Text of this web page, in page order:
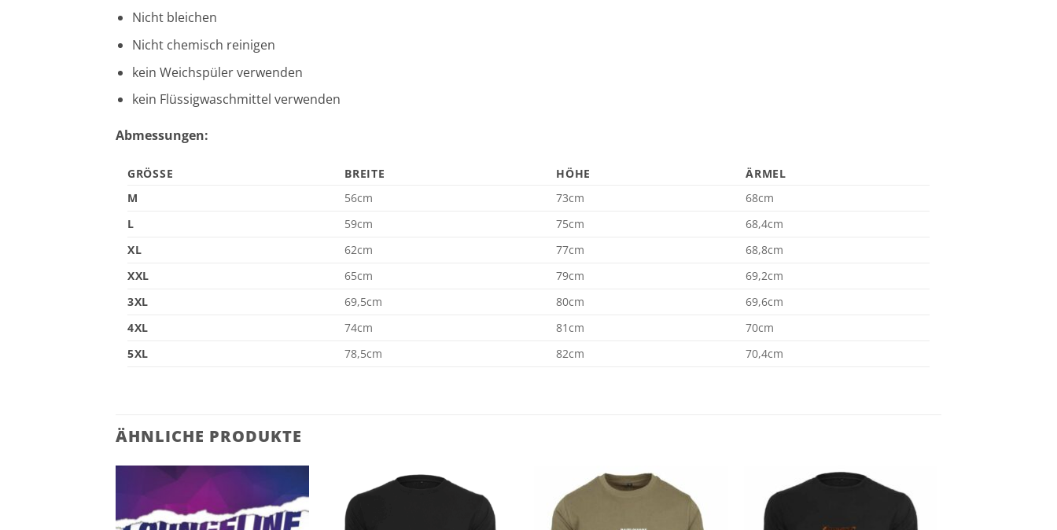
Nicht bleichen
Nicht chemisch reinigen
kein Weichspüler verwenden
kein Flüssigwaschmittel verwenden
Abmessungen:
GRÖSSE BREITE HÖHE
ÄRMEL
M
56cm 73cm
68cm
L
59cm 75cm
68,4cm
XL
62cm 77cm
68,8cm
XXL
65cm 79cm
69,2cm
3XL
69,5cm 80cm
69,6cm
4XL
74cm 81cm
70cm
5XL
78,5cm 82cm 70,4cm
ÄHNLICHE PRODUKTE